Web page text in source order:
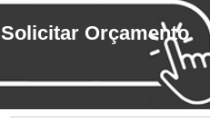
Solicitar Orçamento